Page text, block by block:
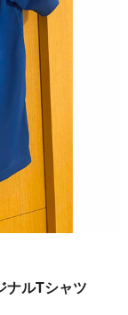
ナルTシャツ